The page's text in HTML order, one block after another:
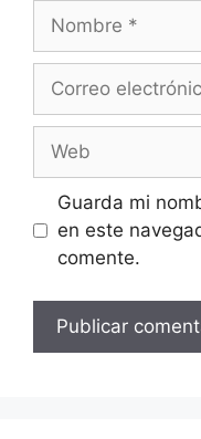
Nombre
Correo
Web
Guarda mi
en este
comente.